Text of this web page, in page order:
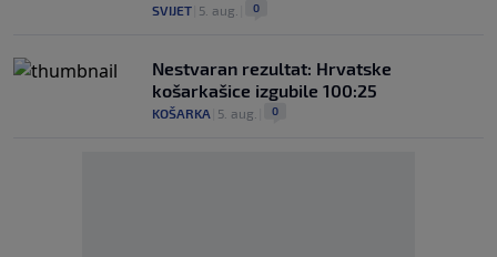
SVIJET 5. aug. 0
Nestvaran rezultat: Hrvatske
košarkašice izgubile 100:25
KOŠARKA 5. aug. 0